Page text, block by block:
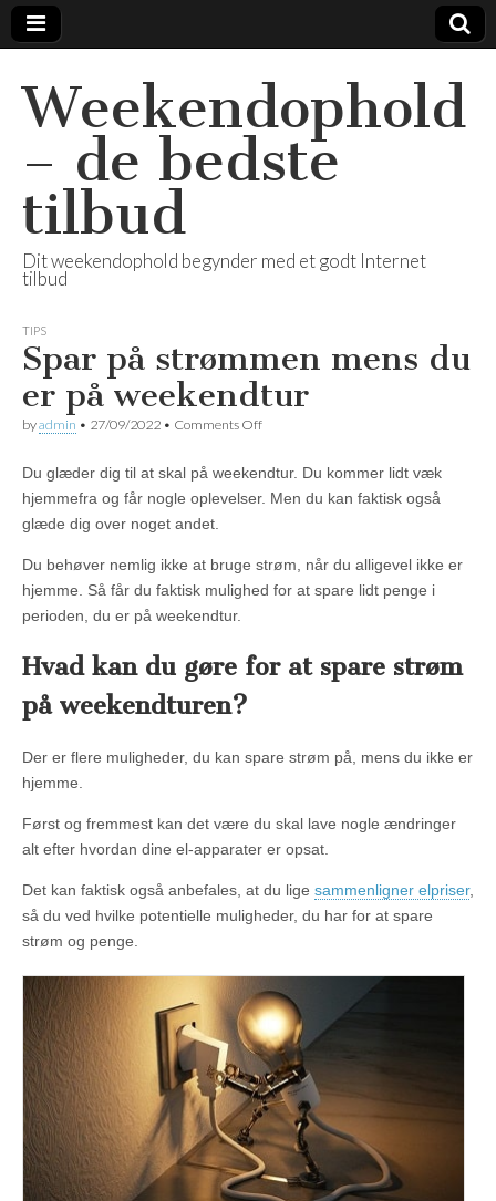
Weekendophold
– de bedste
tilbud
Dit weekendophold begynder med et godt Internet
tilbud
TIPS
Spar på strømmen mens du
er på weekendtur
byadmin • 27/09/2022 • Comments Off
Du glæder dig til at skal på weekendtur. Du kommer lidt væk
hjemmefra og får nogle oplevelser. Men du kan faktisk også
glæde dig over noget andet.
Du behøver nemlig ikke at bruge strøm, når du alligevel ikke er
hjemme. Så får du faktisk mulighed for at spare lidt penge i
perioden, du er på weekendtur.
Hvad kan du gøre for at spare strøm
på weekendturen?
Der er flere muligheder, du kan spare strøm på, mens du ikke er
hjemme.
Først og fremmest kan det være du skal lave nogle ændringer
alt efter hvordan dine el-apparater er opsat.
Det kan faktisk også anbefales, at du lige sammenligner elpriser,
så du ved hvilke potentielle muligheder, du har for at spare
strøm og penge.